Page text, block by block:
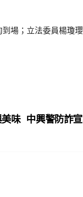
場；立法委員楊瓊
中興警防詐
味